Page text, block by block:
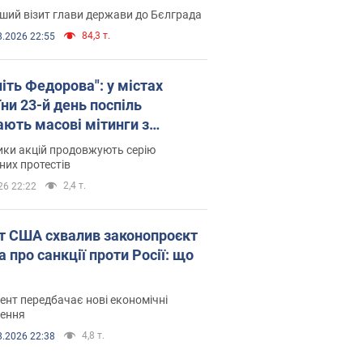
візит глави держави до Бєлграда
22:55 84,3 т.
Федорова": у містах
23-й день поспіль
масові мітинги з
Фото і відео
акцій продовжують серію
протестів
22:22 2,4 т.
США схвалив законопроєкт
про санкції проти Росії: що
передбачає нові економічні
22:38 4,8 т.